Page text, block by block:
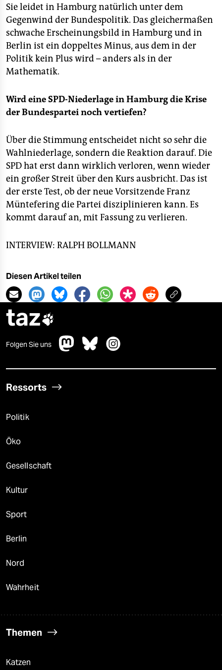
Sie leidet in Hamburg natürlich unter dem
Gegenwind der Bundespolitik. Das gleichermaßen
schwache Erscheinungsbild in Hamburg und in
Berlin ist ein doppeltes Minus, aus dem in der
Politik kein Plus wird – anders als in der
Mathematik.
Wird eine SPD-Niederlage in Hamburg die Krise
der Bundespartei noch vertiefen?
Über die Stimmung entscheidet nicht so sehr die
Wahlniederlage, sondern die Reaktion darauf. Die
SPD hat erst dann wirklich verloren, wenn wieder
ein großer Streit über den Kurs ausbricht. Das ist
der erste Test, ob der neue Vorsitzende Franz
Müntefering die Partei disziplinieren kann. Es
kommt darauf an, mit Fassung zu verlieren.
INTERVIEW: RALPH BOLLMANN
Diesen Artikel teilen
taz
Folgen Sie uns
Ressorts
Politik
Öko
Gesellschaft
Kultur
Sport
Berlin
Nord
Wahrheit
Themen
Katzen